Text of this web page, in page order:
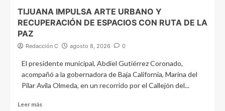
TIJUANA IMPULSA ARTE URBANO Y
RECUPERACIÓN DE ESPACIOS CON RUTA DE LA
PAZ
Redacción C agosto 8, 2026 0
El presidente municipal, Abdiel Gutiérrez Coronado,
acompañó a la gobernadora de Baja California, Marina del
Pilar Avila Olmeda, en un recorrido por el Callejón del...
Leer más